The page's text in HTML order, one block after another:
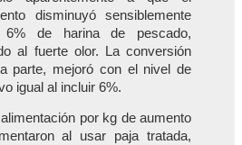
disminuyó sensiblemente
de harina de pescado,
al fuerte olor. La conversión
parte, mejoró con el nivel de
igual al incluir 6%.
por kg de aumento
al usar paja tratada,